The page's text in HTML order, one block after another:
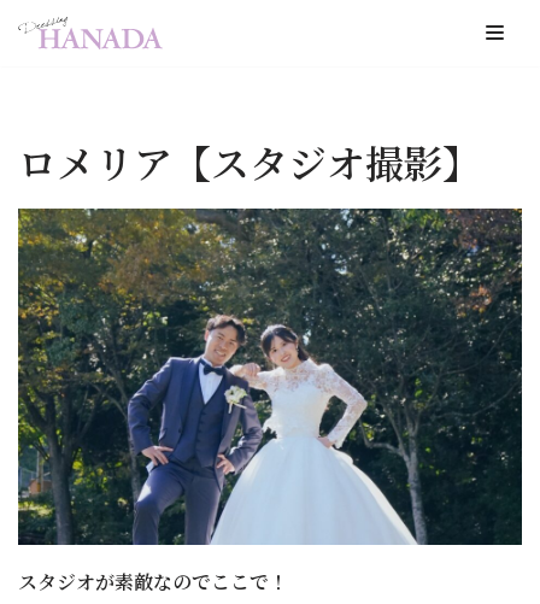
ン
ツ
へ
ス
キ
ッ
プ
ロメリア【スタジオ撮影】
スタジオが素敵なのでここで！